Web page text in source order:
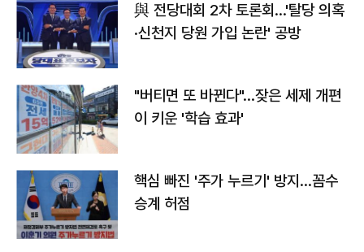
與 전당대회 2차 토론회…'탈당 의혹
·신천지 당원 가입 논란' 공방
"버티면 또 바뀐다"…잦은 세제 개편
이 키운 '학습 효과'
핵심 빠진 '주가 누르기' 방지…꼼수
승계 허점